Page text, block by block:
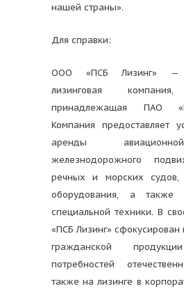
нашей страны».
Для справки:
ООО «ПСБ Лизинг» —
лизинговая
принадлежащая ПАО
Компания предоставляет
аренды
железнодорожного
речных и морских судов,
оборудования, а также
специальной техники. В
«ПСБ Лизинг»
гражданской
потребностей
также на лизинге в